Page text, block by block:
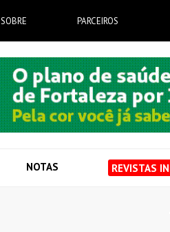
SOBRE PARCEIROS
NOTAS REVISTAS IN